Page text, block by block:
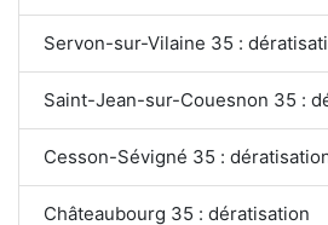
Servon-sur-Vilaine 35 :
Saint-Jean-sur-Couesnon 35 :
Cesson-Sévigné 35 :
Châteaubourg 35 : dératisation